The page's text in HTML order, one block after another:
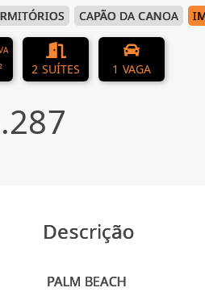
CAPÃO DA CANOA
2 SUÍTES 1 VAGA
Descrição
PALM BEACH